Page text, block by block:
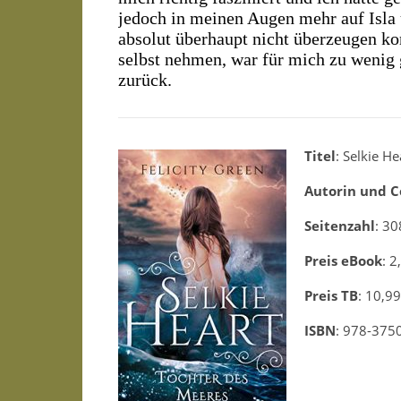
jedoch in meinen Augen mehr auf
absolut überhaupt nicht überzeugen
selbst nehmen, war für mich zu
zurück.
Titel: Selkie
Autorin und
Seitenzahl:
Preis eBook:
Preis TB:
ISBN: 978-